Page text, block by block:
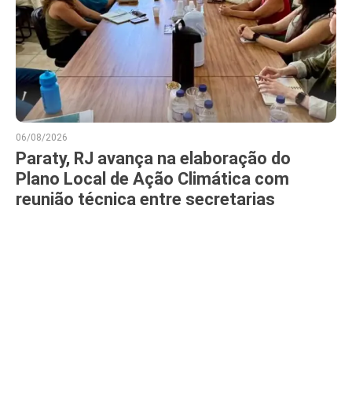
06/08/2026
Paraty, RJ avança na elaboração do
Plano Local de Ação Climática com
reunião técnica entre secretarias